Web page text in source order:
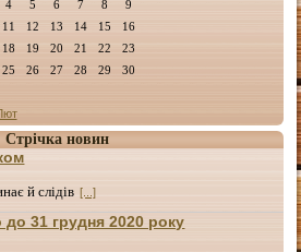
4 5 6 7 8
9
11 12 13 14 15
16
18 19 20 21 22
23
25 26 27 28 29
30
Стрічка новин
[...]
31 грудня 2020 року